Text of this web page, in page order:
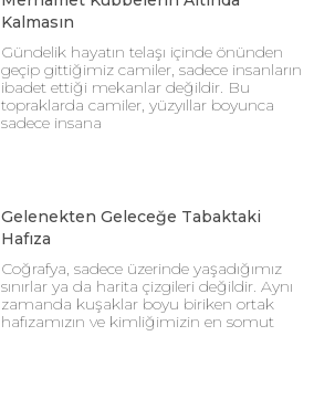
Kalmasın
Gündelik hayatın telaşı içinde önünden
geçip gittiğimiz camiler, sadece insanların
ibadet ettiği mekanlar değildir. Bu
topraklarda camiler, yüzyıllar boyunca
sadece insana
Gelenekten Geleceğe Tabaktaki
Hafıza
Coğrafya, sadece üzerinde yaşadığımız
sınırlar ya da harita çizgileri değildir. Aynı
zamanda kuşaklar boyu biriken ortak
hafızamızın ve kimliğimizin en somut